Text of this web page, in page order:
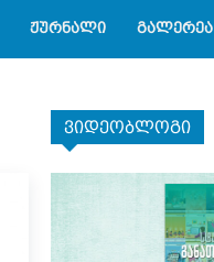
ჟურნალი გალერეა
ვიდეობლოგი